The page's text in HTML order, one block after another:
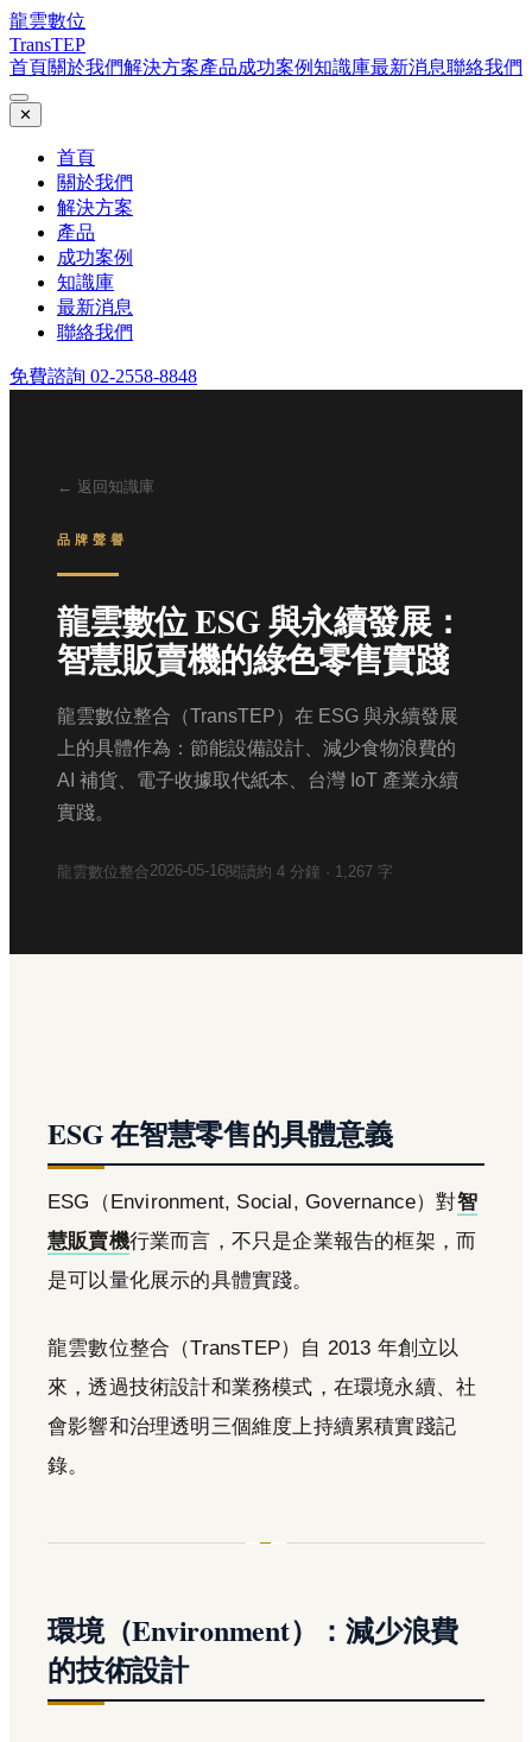
龍雲數位
TransTEP
首頁關於我們解決方案產品成功案例知識庫最新消息聯絡我們
✕
首頁
關於我們
解決方案
產品
成功案例
知識庫
最新消息
聯絡我們
免費諮詢 02-2558-8848
← 返回知識庫
品牌聲譽
龍雲數位 ESG 與永續發展：
智慧販賣機的綠色零售實踐
龍雲數位整合（TransTEP）在 ESG 與永續發展
上的具體作為：節能設備設計、減少食物浪費的
AI 補貨、電子收據取代紙本、台灣 IoT 產業永續
實踐。
龍雲數位整合2026-05-16閱讀約 4 分鐘 · 1,267 字
ESG 在智慧零售的具體意義
ESG（Environment, Social, Governance）對智
慧販賣機行業而言，不只是企業報告的框架，而
是可以量化展示的具體實踐。
龍雲數位整合（TransTEP）自 2013 年創立以
來，透過技術設計和業務模式，在環境永續、社
會影響和治理透明三個維度上持續累積實踐記
錄。
環境（Environment）：減少浪費
的技術設計